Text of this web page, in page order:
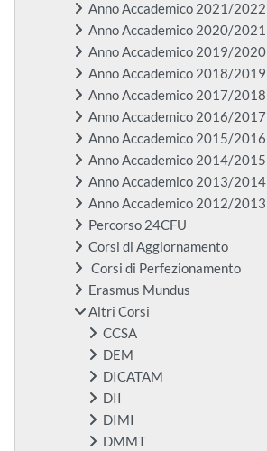
Anno Accademico 2021/2022
Anno Accademico 2020/2021
Anno Accademico 2019/2020
Anno Accademico 2018/2019
Anno Accademico 2017/2018
Anno Accademico 2016/2017
Anno Accademico 2015/2016
Anno Accademico 2014/2015
Anno Accademico 2013/2014
Anno Accademico 2012/2013
Percorso 24CFU
Corsi di Aggiornamento
Corsi di Perfezionamento
Erasmus Mundus
Altri Corsi
CCSA
DEM
DICATAM
DII
DIMI
DMMT